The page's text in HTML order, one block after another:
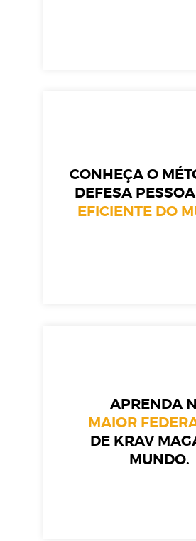
CONHEÇA O
DEFESA
EFICIENTE DO
APRENDA
MAIOR
DE KRAV
MUNDO.